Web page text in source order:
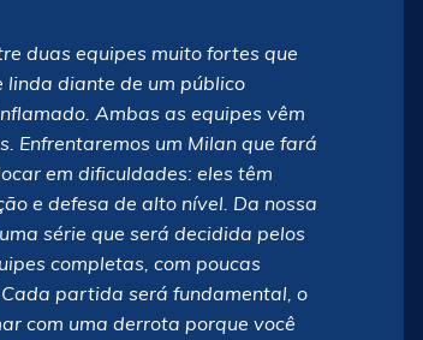
duas equipes muito fortes que
linda diante de um público
Ambas as equipes vêm
Enfrentaremos um Milan que fará
em dificuldades: eles têm
e defesa de alto nível. Da nossa
série que será decidida pelos
completas, com poucas
partida será fundamental, o
com uma derrota porque você